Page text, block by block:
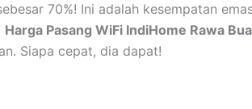
70%! Ini adalah kesempatan
Harga Pasang WiFi IndiHome Rawa
Siapa cepat, dia dapat!